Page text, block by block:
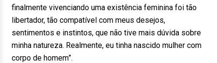
finalmente vivenciando uma existência feminina foi tão
libertador, tão compatível com meus desejos,
sentimentos e instintos, que não tive mais dúvida sobre
minha natureza. Realmente, eu tinha nascido mulher com
corpo de homem”.